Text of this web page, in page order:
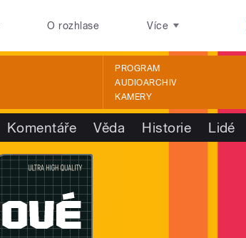
O rozhlase Více
PROGRAM
AUDIOARCHIV
KAMERY
Komentáře Věda Historie Lidé